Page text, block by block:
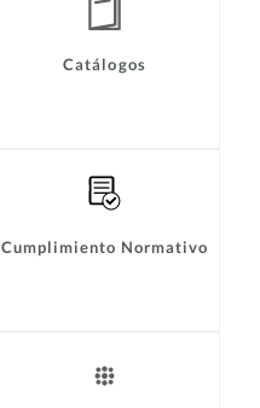
Catálogos
Cumplimiento Normativo